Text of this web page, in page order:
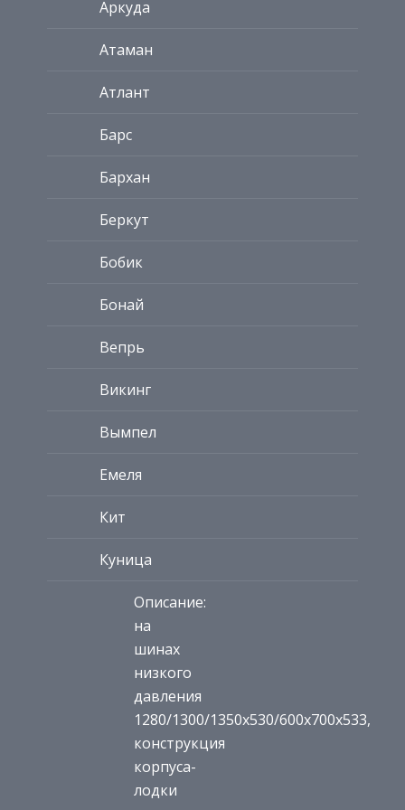
Аркуда
Атаман
Атлант
Барс
Бархан
Беркут
Бобик
Бонай
Вепрь
Викинг
Вымпел
Емеля
Кит
Куница
Описание:
на
шинах
низкого
давления
1280/1300/1350х530/600х700х533,
конструкция
корпуса-
лодки